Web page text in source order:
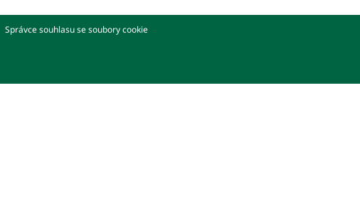
Správce souhlasu se soubory cookie